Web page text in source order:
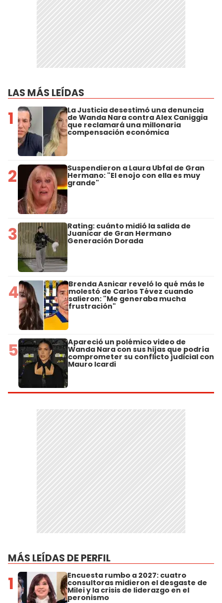
LAS MÁS LEÍDAS
1 La Justicia desestimó una denuncia
de Wanda Nara contra Alex Caniggia
que reclamará una millonaria
compensación económica
2 Suspendieron a Laura Ubfal de Gran
Hermano: "El enojo con ella es muy
grande"
3 Rating: cuánto midió la salida de
Juanicar de Gran Hermano
Generación Dorada
4 Brenda Asnicar reveló lo qué más le
molestó de Carlos Tévez cuando
salieron: "Me generaba mucha
frustración"
5 Apareció un polémico video de
Wanda Nara con sus hijas que podría
comprometer su conflicto judicial con
Mauro Icardi
MÁS LEÍDAS DE PERFIL
1 Encuesta rumbo a 2027: cuatro
consultoras midieron el desgaste de
Milei y la crisis de liderazgo en el
peronismo